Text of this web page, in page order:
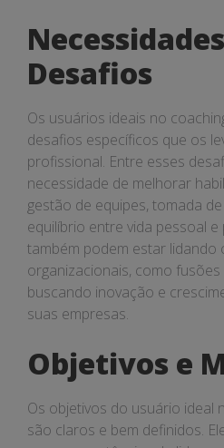
Desafios
Os usuários ideais no
desafios específicos que os
profissional. Entre esses
necessidade de melhorar
gestão de equipes, tomada
equilíbrio entre vida pessoal e
também podem estar lidando
organizacionais, como
buscando inovação e
suas empresas.
Objetivos e
Os objetivos do usuário ideal
são claros e bem definidos.